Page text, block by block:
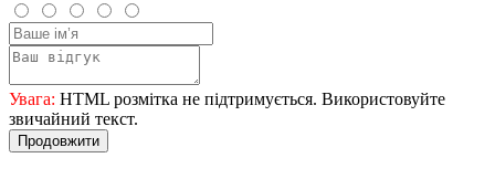
Увага: HTML розмітка не підтримується. Використовуйте
звичайний текст.
Продовжити